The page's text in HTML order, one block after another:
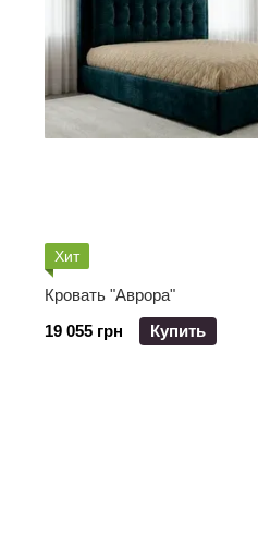
Хит
Кровать "Аврора"
19 055 грн
Купить